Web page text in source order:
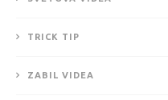
TRICK TIP
ZABIL VIDEA